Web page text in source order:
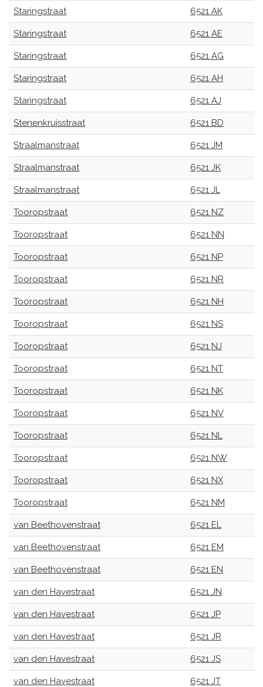
Staringstraat 6521 AK
Staringstraat 6521 AE
Staringstraat 6521 AG
Staringstraat 6521 AH
Staringstraat 6521 AJ
Stenenkruisstraat 6521 BD
Straalmanstraat 6521 JM
Straalmanstraat 6521 JK
Straalmanstraat 6521 JL
Tooropstraat 6521 NZ
Tooropstraat 6521 NN
Tooropstraat 6521 NP
Tooropstraat 6521 NR
Tooropstraat 6521 NH
Tooropstraat 6521 NS
Tooropstraat 6521 NJ
Tooropstraat 6521 NT
Tooropstraat 6521 NK
Tooropstraat 6521 NV
Tooropstraat 6521 NL
Tooropstraat 6521 NW
Tooropstraat 6521 NX
Tooropstraat 6521 NM
van Beethovenstraat 6521 EL
van Beethovenstraat 6521 EM
van Beethovenstraat 6521 EN
van den Havestraat 6521 JN
van den Havestraat 6521 JP
van den Havestraat 6521 JR
van den Havestraat 6521 JS
van den Havestraat 6521 JT